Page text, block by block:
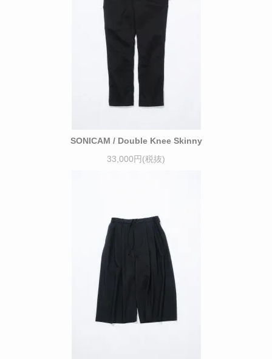
SONICAM / Double Knee Skinny
33,000円(税抜)